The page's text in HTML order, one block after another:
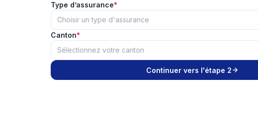
Type d’assurance*
Choisir un type d'assurance
Canton*
Sélectionnez votre canton
Continuer vers l'étape 2